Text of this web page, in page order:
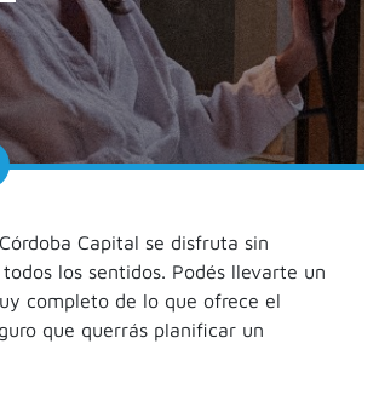
Capital se disfruta sin
los sentidos. Podés llevarte un
completo de lo que ofrece el
que querrás planificar un